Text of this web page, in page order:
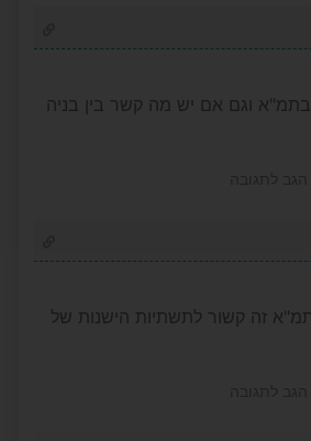
וגם אם יש מה קשר בין בניה
זה קשור לתשתיות הישנות של